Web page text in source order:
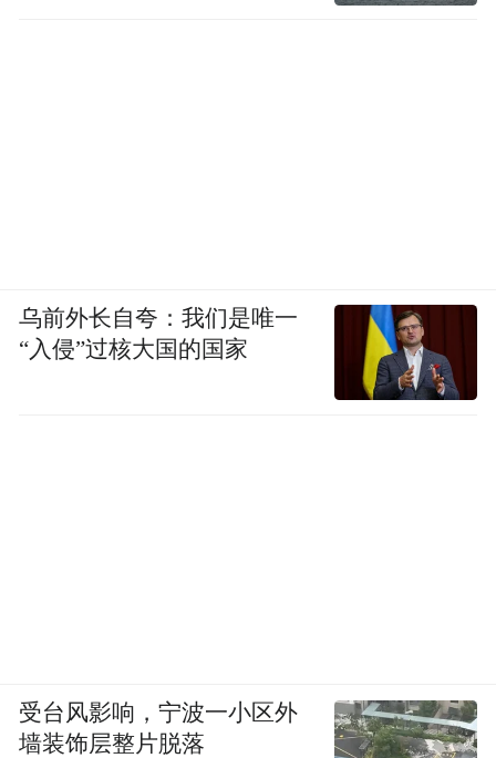
乌前外长自夸：我们是唯一
“入侵”过核大国的国家
受台风影响，宁波一小区外
墙装饰层整片脱落